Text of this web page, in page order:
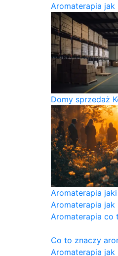
Aromaterapia jak
Domy sprzedaż
Aromaterapia
Aromaterapia jak
Aromaterapia co
Co to znaczy
Aromaterapia